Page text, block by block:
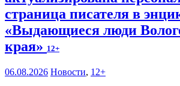
страница писателя в
«Выдающиеся люди
края» 12+
06.08.2026 Новости, 12+